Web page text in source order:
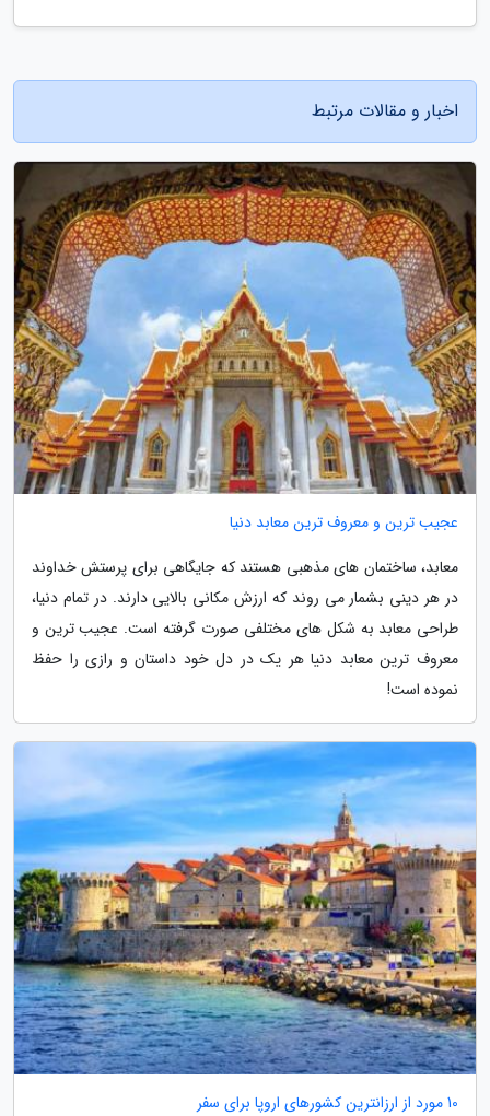
اخبار و مقالات مرتبط
عجیب ترین و معروف ترین معابد دنیا
معابد، ساختمان های مذهبی هستند که جایگاهی برای پرستش خداوند
در هر دینی بشمار می روند که ارزش مکانی بالایی دارند. در تمام دنیا،
طراحی معابد به شکل های مختلفی صورت گرفته است. عجیب ترین و
معروف ترین معابد دنیا هر یک در دل خود داستان و رازی را حفظ
نموده است!
10 مورد از ارزانترین کشورهای اروپا برای سفر